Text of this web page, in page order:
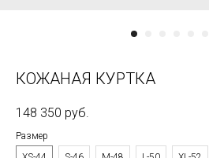
КОЖАНАЯ КУРТКА
148 350 руб.
Размер